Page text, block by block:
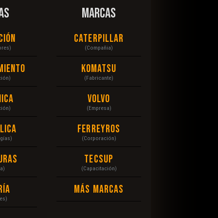
MARCAS
Caterpillar
(Compañia)
Komatsu
(Fabricante)
Volvo
(Empresa)
Ferreyros
(Corporación)
Tecsup
(Capacitación)
Más Marcas